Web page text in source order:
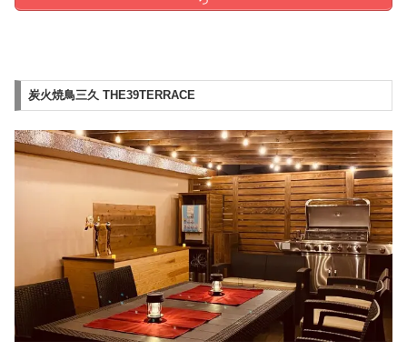
炭火焼鳥三久 THE39TERRACE